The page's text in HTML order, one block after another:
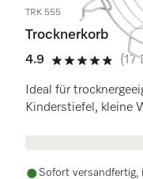
TRK 555
Trocknerkorb
4.9
4.9 von 5
(17
Ideal für
Kinderstiefel, kleine
Sofort versandfertig,